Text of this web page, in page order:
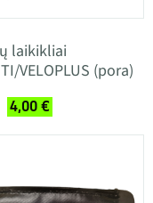
laikikliai
VELOPLUS (pora)
4,00 €